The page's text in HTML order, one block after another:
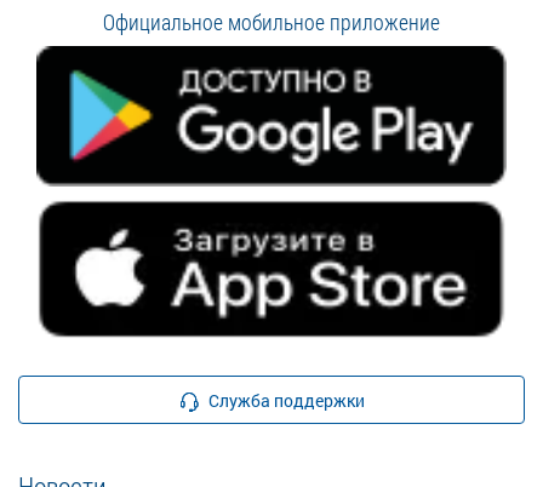
Официальное мобильное приложение
Служба поддержки